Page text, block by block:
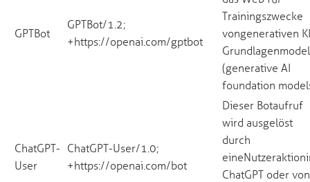
GPTBot
GPTBot/1.2;
+https://openai.com/gptbot
Trainingszwecke
von generativen
(generative AI
foundation
ChatGPT-
User
ChatGPT-User/1.0;
+https://openai.com/bot
Dieser Botaufruf
wird ausgelöst
durch
eine Nutzeraktion
ChatGPT oder von